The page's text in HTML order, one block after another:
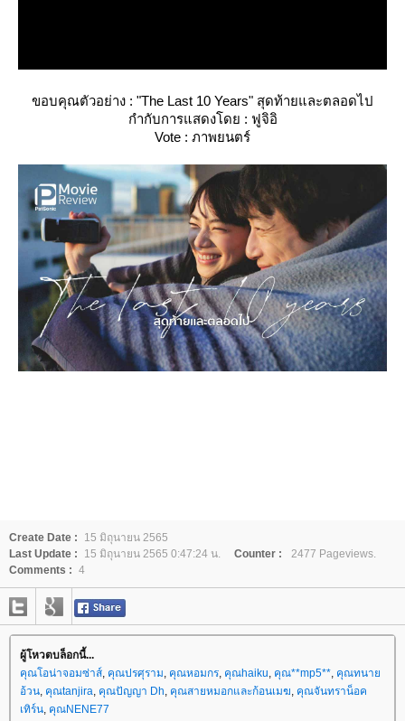
ขอบคุณตัวอย่าง : "The Last 10 Years" สุดท้ายและตลอดไป
กำกับการแสดงโดย : ฟูจิอิ
Vote : ภาพยนตร์
Create Date :
15 มิถุนายน 2565
Last Update :
15 มิถุนายน 2565 0:47:24 น. Counter :
2477 Pageviews.
Comments : 4
ผู้โหวตบล็อกนี้...
คุณโอน่าจอมซ่าส์, คุณปรศุราม, คุณหอมกร, คุณhaiku, คุณ**mp5**, คุณทนา
อ้วน, คุณtanjira, คุณปัญญา Dh, คุณสายหมอกและก้อนเมฆ, คุณจันทราน็อค
เทิร์น, คุณNENE77